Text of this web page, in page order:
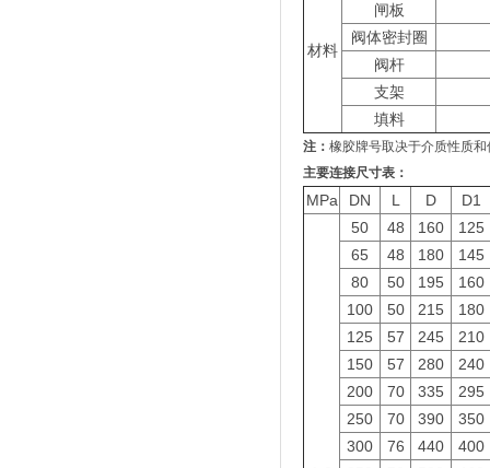
材料
闸板
阀体密封圈
阀杆
支架
填料
注： 橡胶牌号取决于介质性质
主要连接尺寸表：
MPa DN L D D1
50 48 160
125
65
48 180
145
80
50 195
160
100
50 215
180
125
57 245
210
150
57 280
240
200
70 335
295
250
70 390
350
300
76 440
400